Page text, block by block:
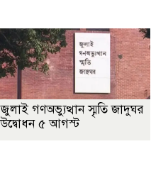
জুলাই গণঅভ্যুত্থান স্মৃতি জাদুঘর
উদ্বোধন ৫ আগস্ট